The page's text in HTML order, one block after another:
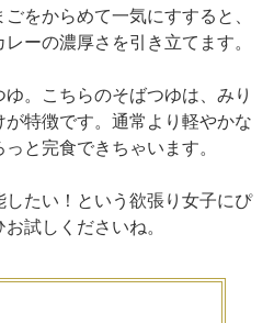
をからめて一気にすすると、
ーの濃厚さを引き立てます。
。こちらのそばつゆは、みり
特徴です。通常より軽やかな
と完食できちゃいます。
たい！という欲張り女子にぴ
試しくださいね。